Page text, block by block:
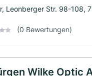
Leonberger Str. 98-108,
(0 Bewertungen)
Wilke Optic